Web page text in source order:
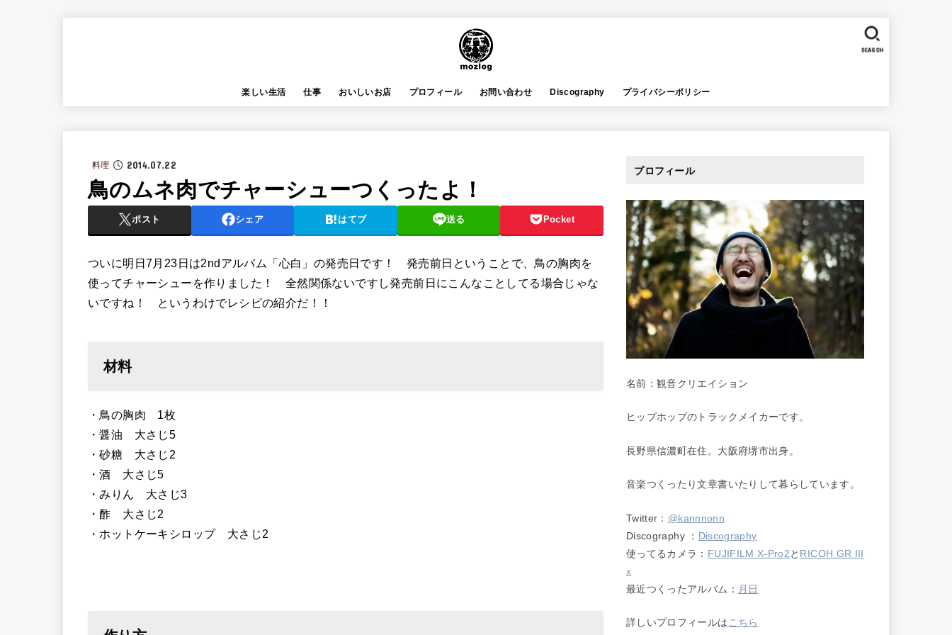
楽しい生活 仕事 おいしいお店 プロフィール お問い合わせ Discography プライバシーポリシー
SEARCH
料理 2014.07.22
鳥のムネ肉でチャーシューつくったよ！
ポスト シェア はてブ 送る Pocket
ついに明日7月23日は2ndアルバム「心白」の発売日です！ 発売前日ということで、鳥の胸肉を
使ってチャーシューを作りました！ 全然関係ないですし発売前日にこんなことしてる場合じゃな
いですね！ というわけでレシピの紹介だ！！
材料
・鳥の胸肉 1枚
・醤油 大さじ5
・砂糖 大さじ2
・酒 大さじ5
・みりん 大さじ3
・酢 大さじ2
・ホットケーキシロップ 大さじ2
プロフィール
名前：観音クリエイション
ヒップホップのトラックメイカーです。
長野県信濃町在住。大阪府堺市出身。
音楽つくったり文章書いたりして暮らしています。
Twitter： @kannnonn
Discography ： Discography
使ってるカメラ： FUJIFILM X-Pro2と RICOH GR III
x
最近つくったアルバム： 月日
詳しいプロフィールは こちら